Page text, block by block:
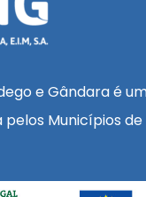
e Gândara é
Municípios de